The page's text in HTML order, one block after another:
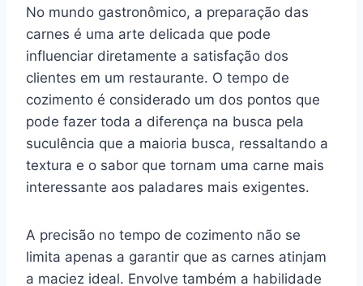
No mundo gastronômico, a preparação das
carnes é uma arte delicada que pode
influenciar diretamente a satisfação dos
clientes em um restaurante. O tempo de
cozimento é considerado um dos pontos que
pode fazer toda a diferença na busca pela
suculência que a maioria busca, ressaltando a
textura e o sabor que tornam uma carne mais
interessante aos paladares mais exigentes.
A precisão no tempo de cozimento não se
limita apenas a garantir que as carnes atinjam
a maciez ideal. Envolve também a habilidade